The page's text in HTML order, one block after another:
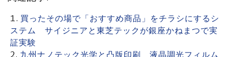
買ったその場で「おすすめ商品」をチラシにするシ
ステム サイジニアと東芝テックが銀座かねまつで実
証実験
九州ナノテック光学と凸版印刷 液晶調光フィルム